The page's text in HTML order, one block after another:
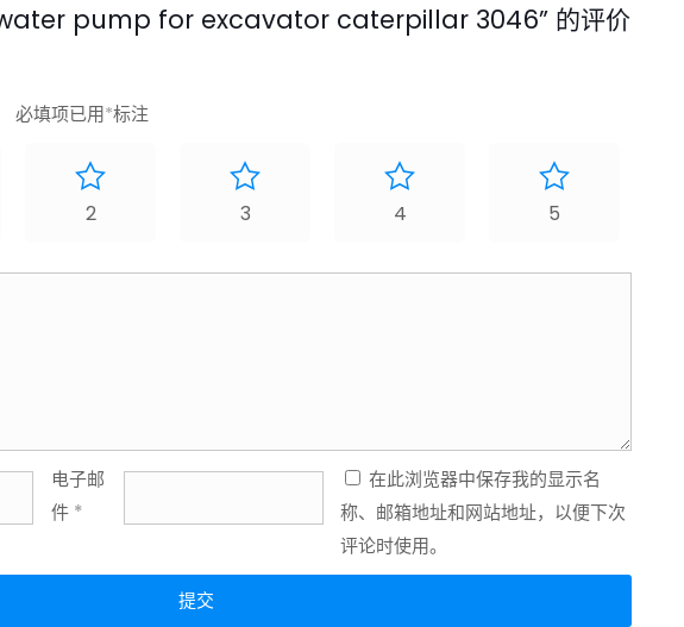
water pump for excavator caterpillar 3046” 的评价
必填项已用*标注
2 3 4 5
电子邮
件 *
在此浏览器中保存我的显示名
称、邮箱地址和网站地址，以便下次
评论时使用。